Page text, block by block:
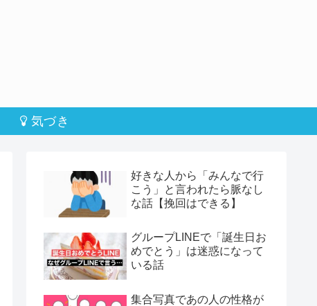
気づき
好きな人から「みんなで行
こう」と言われたら脈なし
な話【挽回はできる】
グループLINEで「誕生日お
めでとう」は迷惑になって
いる話
集合写真であの人の性格が